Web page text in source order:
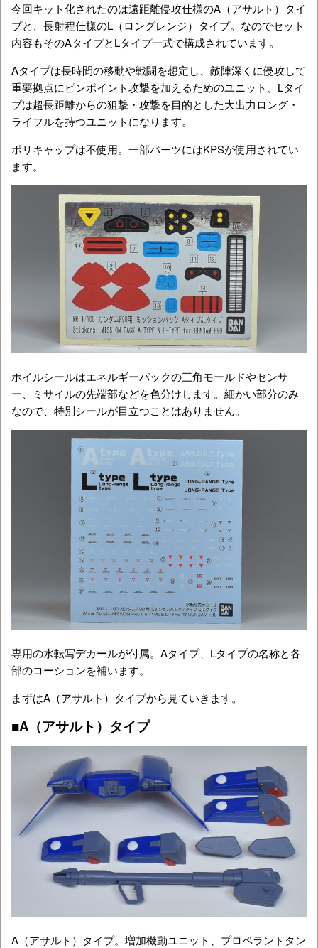
今回キット化されたのは遠距離侵攻仕様のA（アサルト）タイ
プと、長射程仕様のL（ロングレンジ）タイプ。なのでセット
内容もそのAタイプとLタイプ一式で構成されています。
Aタイプは長時間の移動や戦闘を想定し、敵陣深くに侵攻して
重要拠点にピンポイント攻撃を加えるためのユニット、Lタイ
プは超長距離からの狙撃・攻撃を目的とした大出力ロング・
ライフルを持つユニットになります。
ポリキャップは不使用。一部パーツにはKPSが使用されてい
ます。
ホイルシールはエネルギーパックの三角モールドやセンサ
ー、ミサイルの先端部などを色分けします。細かい部分のみ
なので、特別シールが目立つことはありません。
専用の水転写デカールが付属。Aタイプ、Lタイプの名称と各
部のコーションを補います。
まずはA（アサルト）タイプから見ていきます。
■A（アサルト）タイプ
A（アサルト）タイプ。増加機動ユニット、プロペラントタン